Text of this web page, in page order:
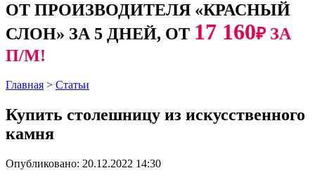
ОТ ПРОИЗВОДИТЕЛЯ «КРАСНЫЙ
СЛОН» ЗА 5 ДНЕЙ, ОТ 17 160₽ ЗА
П/М!
Главная > Статьи
Купить столешницу из искусственного
камня
Опубликовано: 20.12.2022 14:30